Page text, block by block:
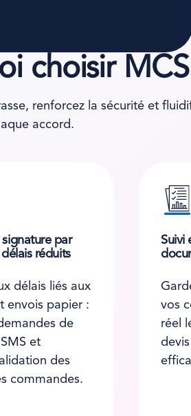
choisir
renforcez la sécurité et
accord.
par
réduits
délais liés aux
envois papier :
de
et
des
commandes.
Suivi
vos
réel